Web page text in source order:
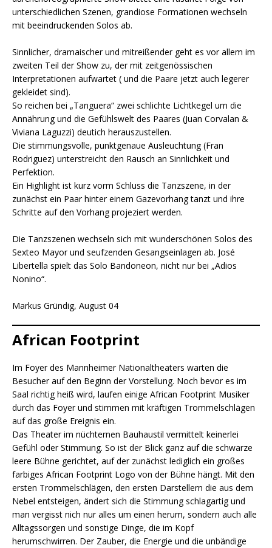
unterschiedlichen Szenen, grandiose Formationen wechseln
mit beeindruckenden Solos ab.
Sinnlicher, dramaischer und mitreißender geht es vor allem im
zweiten Teil der Show zu, der mit zeitgenössischen
Interpretationen aufwartet ( und die Paare jetzt auch legerer
gekleidet sind).
So reichen bei „Tanguera“ zwei schlichte Lichtkegel um die
Annährung und die Gefühlswelt des Paares (Juan Corvalan &
Viviana Laguzzi) deutich herauszustellen.
Die stimmungsvolle, punktgenaue Ausleuchtung (Fran
Rodriguez) unterstreicht den Rausch an Sinnlichkeit und
Perfektion.
Ein Highlight ist kurz vorm Schluss die Tanzszene, in der
zunächst ein Paar hinter einem Gazevorhang tanzt und ihre
Schritte auf den Vorhang projeziert werden.
Die Tanzszenen wechseln sich mit wunderschönen Solos des
Sexteo Mayor und seufzenden Gesangseinlagen ab. José
Libertella spielt das Solo Bandoneon, nicht nur bei „Adios
Nonino“.
Markus Gründig, August 04
African Footprint
Im Foyer des Mannheimer Nationaltheaters warten die
Besucher auf den Beginn der Vorstellung. Noch bevor es im
Saal richtig heiß wird, laufen einige African Footprint Musiker
durch das Foyer und stimmen mit kräftigen Trommelschlägen
auf das große Ereignis ein.
Das Theater im nüchternen Bauhaustil vermittelt keinerlei
Gefühl oder Stimmung. So ist der Blick ganz auf die schwarze
leere Bühne gerichtet, auf der zunächst lediglich ein großes
farbiges African Footprint Logo von der Bühne hängt. Mit den
ersten Trommelschlägen, den ersten Darstellern die aus dem
Nebel entsteigen, ändert sich die Stimmung schlagartig und
man vergisst nich nur alles um einen herum, sondern auch alle
Alltagssorgen und sonstige Dinge, die im Kopf
herumschwirren. Der Zauber, die Energie und die unbändige